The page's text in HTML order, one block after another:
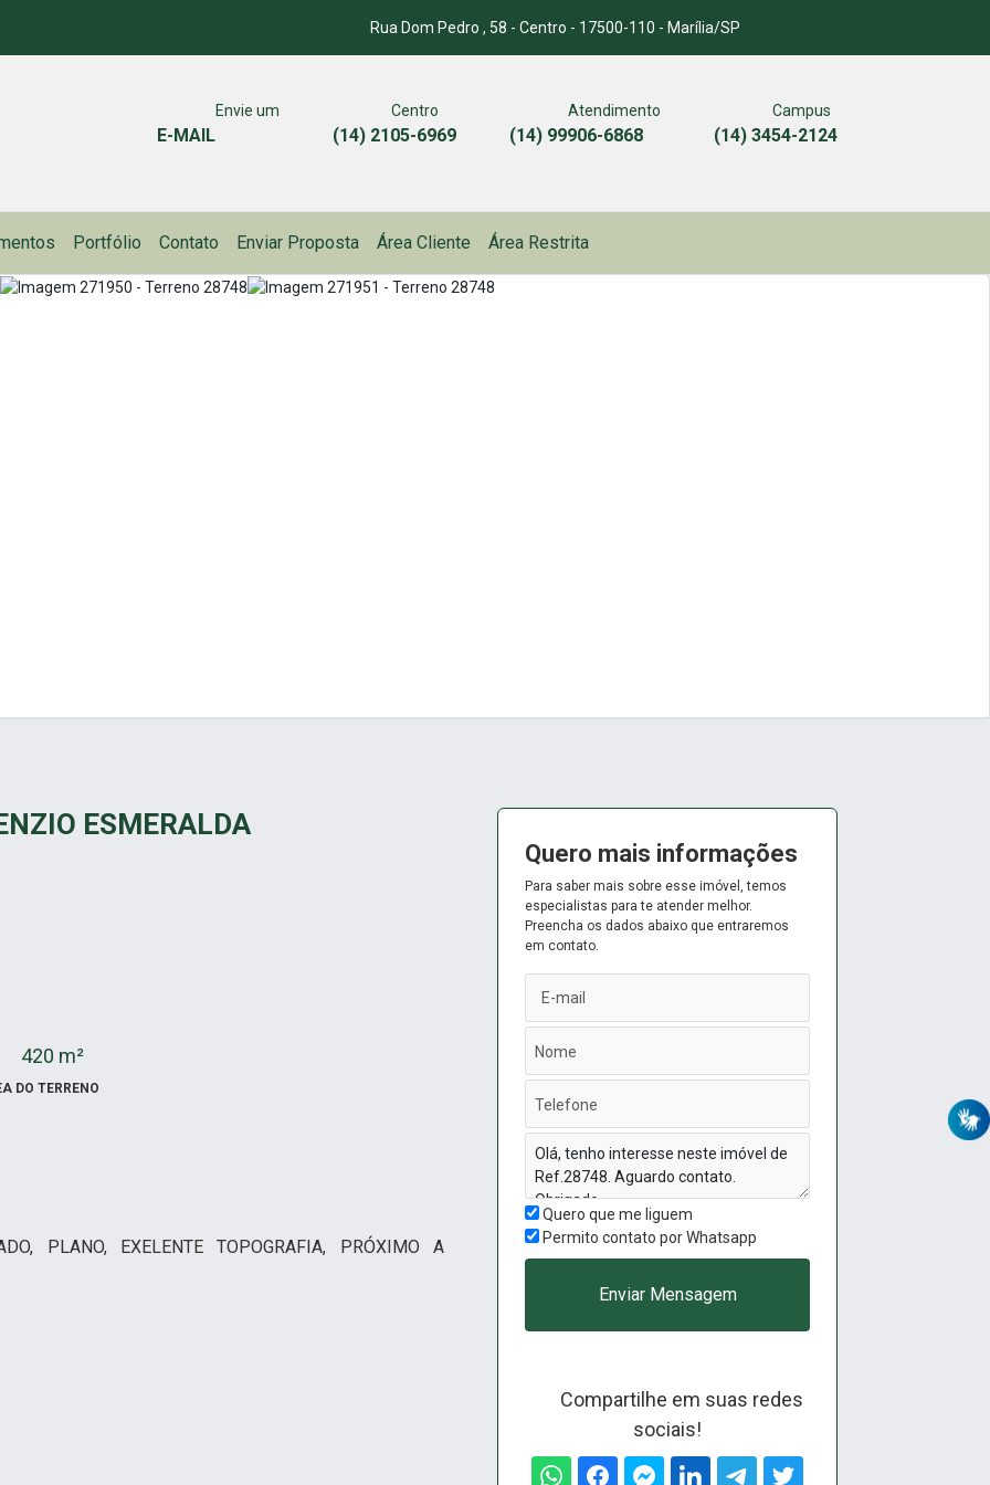
Rua Dom Pedro , 58 - Centro - 17500-110 - Marília/SP
Envie um
E-MAIL
Centro
(14) 2105-6969
Atendimento
(14) 99906-6868
Campus
(14) 3454-2124
Portfólio Contato Enviar Proposta Área Cliente Área Restrita
ESMERALDA
420 m²
DO TERRENO
PLANO, EXELENTE TOPOGRAFIA, PRÓXIMO A
Quero mais informações
Para saber mais sobre esse imóvel, temos
especialistas para te atender melhor.
Preencha os dados abaixo que entraremos
em contato.
Quero que me liguem
Permito contato por Whatsapp
Enviar Mensagem
Compartilhe em suas redes
sociais!